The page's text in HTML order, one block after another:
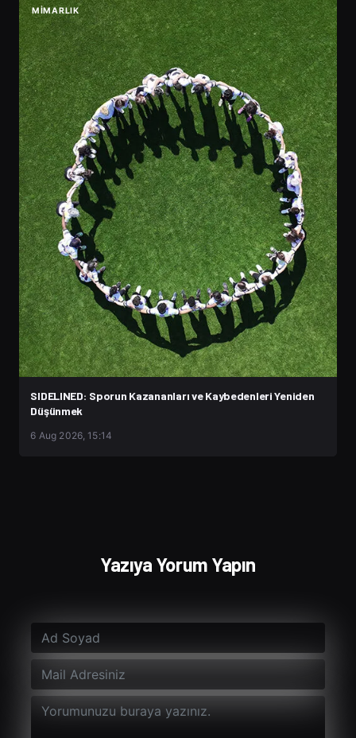
MIMARLIK
SIDELINED: Sporun Kazananları ve Kaybedenleri Yeniden
Düşünmek
6 Aug 2026, 15:14
Yazıya Yorum Yapın